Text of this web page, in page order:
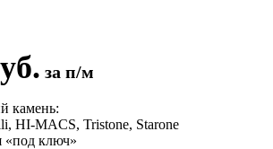
за п/м
камень:
HI-MACS, Tristone, Starone
«под ключ»